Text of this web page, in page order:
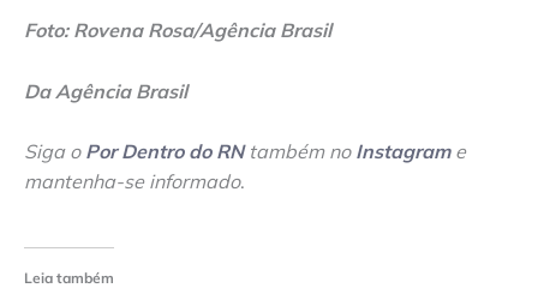
Foto: Rovena Rosa/Agência Brasil
Da Agência Brasil
Siga o Por Dentro do RNtambém no Instagrame
mantenha-se informado.
Leia também